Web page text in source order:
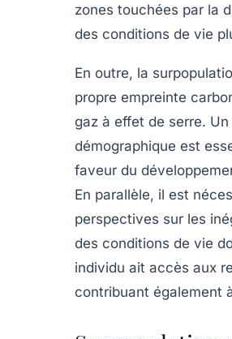
zones touchées par la
des conditions de vie
En outre, la
propre empreinte
gaz à effet de serre.
démographique est
faveur du
En parallèle, il est
perspectives sur les
des conditions de vie
individu ait accès aux
contribuant également